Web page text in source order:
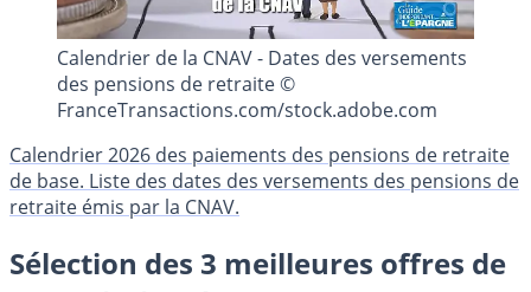
Calendrier de la CNAV - Dates des versements
des pensions de retraite ©
FranceTransactions.com/stock.adobe.com
Calendrier 2026 des paiements des pensions de retraite
de base. Liste des dates des versements des pensions de
retraite émis par la CNAV.
Sélection des 3 meilleures offres de